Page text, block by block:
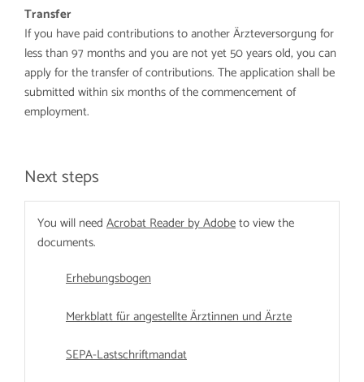
Transfer
If you have paid contributions to another Ärzteversorgung for
less than 97 months and you are not yet 50 years old, you can
apply for the transfer of contributions. The application shall be
submitted within six months of the commencement of
employment.
Next steps
You will need Acrobat Reader by Adobeto view the
documents.
Erhebungsbogen
Merkblatt für angestellte Ärztinnen und Ärzte
SEPA-Lastschriftmandat